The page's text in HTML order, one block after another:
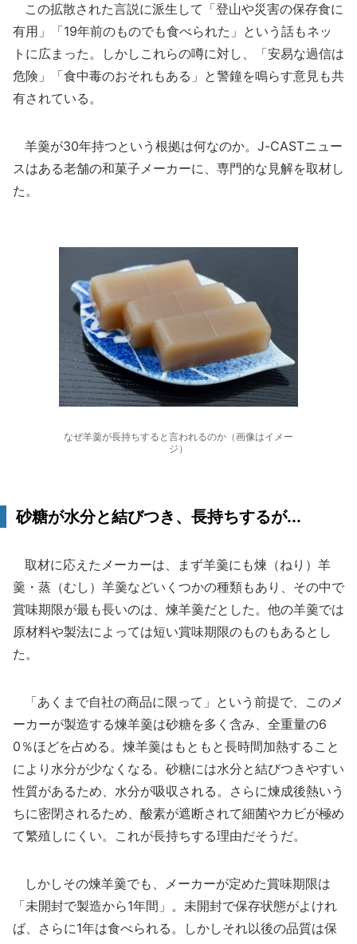
この拡散された言説に派生して「登山や災害の保存食に
有用」「19年前のものでも食べられた」という話もネッ
トに広まった。しかしこれらの噂に対し、「安易な過信は
危険」「食中毒のおそれもある」と警鐘を鳴らす意見も共
有されている。
羊羹が30年持つという根拠は何なのか。J-CASTニュー
スはある老舗の和菓子メーカーに、専門的な見解を取材し
た。
なぜ羊羹が長持ちすると言われるのか（画像はイメー
ジ）
砂糖が水分と結びつき、長持ちするが...
取材に応えたメーカーは、まず羊羹にも煉（ねり）羊
羹・蒸（むし）羊羹などいくつかの種類もあり、その中で
賞味期限が最も長いのは、煉羊羹だとした。他の羊羹では
原材料や製法によっては短い賞味期限のものもあるとし
た。
「あくまで自社の商品に限って」という前提で、このメ
ーカーが製造する煉羊羹は砂糖を多く含み、全重量の6
0％ほどを占める。煉羊羹はもともと長時間加熱すること
により水分が少なくなる。砂糖には水分と結びつきやすい
性質があるため、水分が吸収される。さらに煉成後熱いう
ちに密閉されるため、酸素が遮断されて細菌やカビが極め
て繁殖しにくい。これが長持ちする理由だそうだ。
しかしその煉羊羹でも、メーカーが定めた賞味期限は
「未開封で製造から1年間」。未開封で保存状態がよけれ
ば、さらに1年は食べられる。しかしそれ以後の品質は保